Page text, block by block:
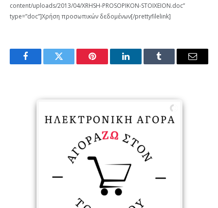
content/uploads/2013/04/XRHSH-PROSOPIKON-STOIXEION.doc”
type=”doc”]Χρήση προσωπικών δεδομένων[/prettyfilelink]
FacebookTwitter Pinterest LinkedInTumblr Email